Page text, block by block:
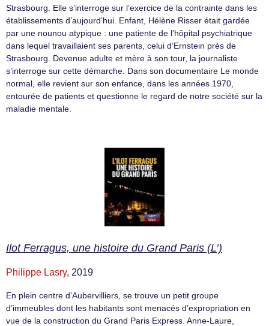
Strasbourg. Elle s’interroge sur l’exercice de la contrainte dans les
établissements d’aujourd’hui. Enfant, Hélène Risser était gardée
par une nounou atypique : une patiente de l’hôpital psychiatrique
dans lequel travaillaient ses parents, celui d’Ernstein près de
Strasbourg. Devenue adulte et mère à son tour, la journaliste
s’interroge sur cette démarche. Dans son documentaire Le monde
normal, elle revient sur son enfance, dans les années 1970,
entourée de patients et questionne le regard de notre société sur la
maladie mentale.
Ilot Ferragus, une histoire du Grand Paris (L’)
Philippe Lasry, 2019
En plein centre d’Aubervilliers, se trouve un petit groupe
d’immeubles dont les habitants sont menacés d’expropriation en
vue de la construction du Grand Paris Express. Anne-Laure,